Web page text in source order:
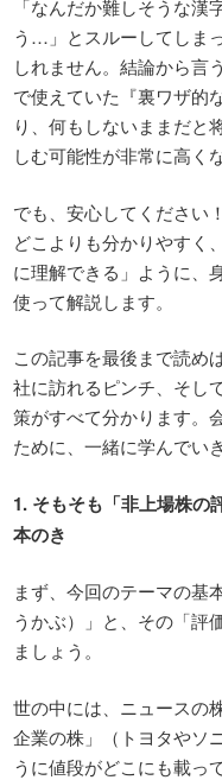
「なんだか難しそうな
う…」とスルーしてしま
しれません。結論から言
で使えていた『裏ワザ的
り、何もしないままだと
しむ可能性が非常に高く
でも、安心してください
どこよりも分かりやすく
に理解できる」ように、
使って解説します。
この記事を最後まで読め
社に訪れるピンチ、そし
策がすべて分かります。
ために、一緒に学んでい
1. そもそも「非上場株の
本のき
まず、今回のテーマの基
うかぶ）」と、その「評
ましょう。
世の中には、ニュースの
企業の株」（トヨタやソ
うに値段がどこにも載っ